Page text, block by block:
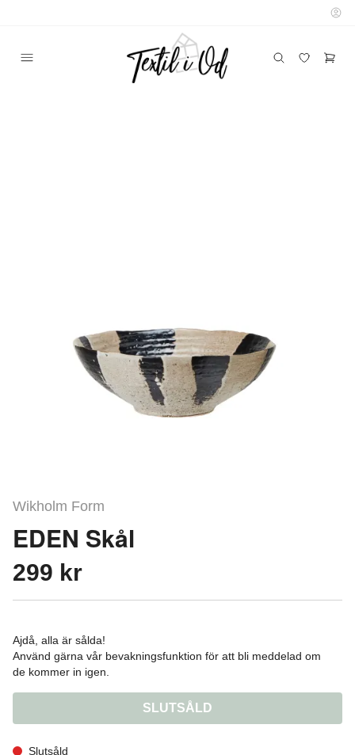
Wikholm Form
EDEN Skål
299 kr
Ajdå, alla är sålda!
Använd gärna vår bevakningsfunktion för att bli meddelad om
de kommer in igen.
SLUTSÅLD
Slutsåld